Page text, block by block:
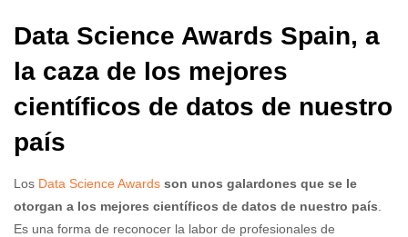
Data Science Awards Spain, a
la caza de los mejores
científicos de datos de nuestro
país
Los Data Science Awards son unos galardones que se le
otorgan a los mejores científicos de datos de nuestro país
Es una forma de reconocer la labor de profesionales de